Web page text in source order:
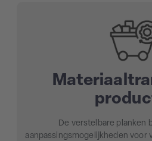
De verstelbare planken
aanpassingsmogelijkheden voor